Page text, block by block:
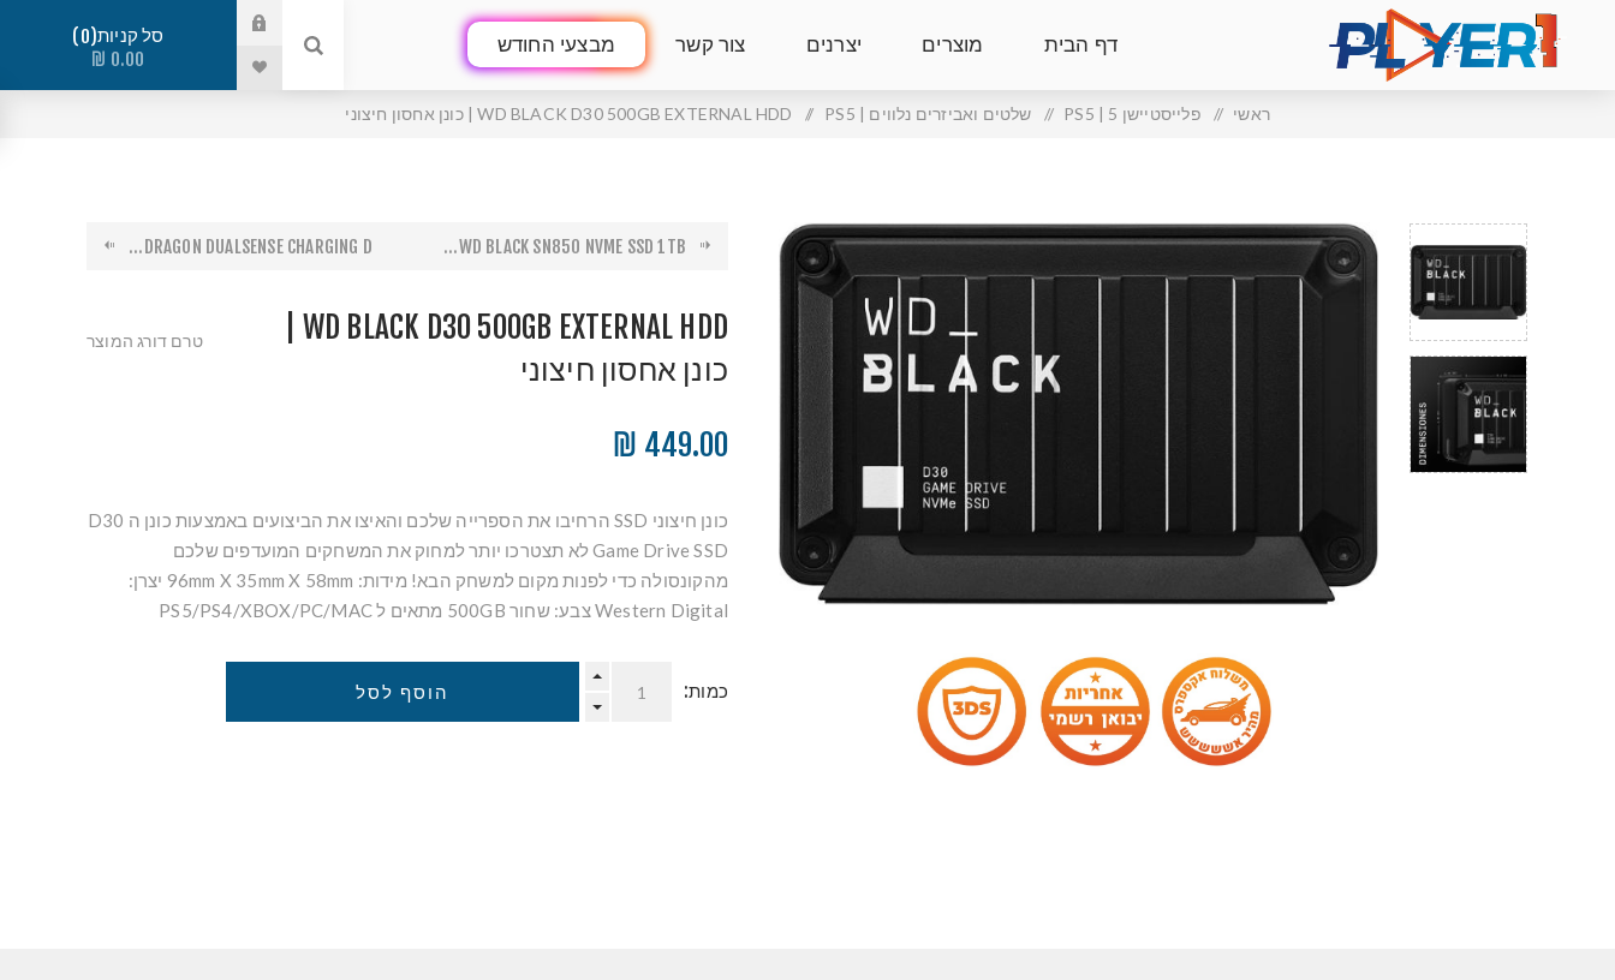
דף הבית מוצרים יצרנים צור קשר מבצעי החודש סל קניות 0
0.00 ₪
ראשי / פלייסטיישן 5 | PS5 / שלטים ואביזרים נלווים | PS5 / WD BLACK D30 500GB EXTERNAL HDD | כונן אחסון חיצוני
WD BLACK SN850 NVME SSD 1TB...
DRAGON DUALSENSE CHARGING D...
כונן אחסון חיצוני
טרם דורג המוצר
449.00 ₪
כונן חיצוני SSD הרחיבו את הספרייה שלכם והאיצו את הביצועים באמצעות כונן ה D30
Game Drive SSD לא תצטרכו יותר למחוק את המשחקים המועדפים שלכם
מהקונסולה כדי לפנות מקום למשחק הבא! מידות: 96mm X 35mm X 58mm יצרן:
Western Digital צבע: שחור 500GB מתאים ל PS5/PS4/XBOX/PC/MAC
כמות: הוסף לסל